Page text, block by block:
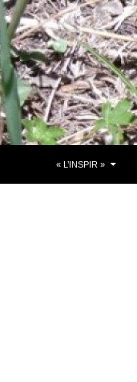
« L’INSPIR »